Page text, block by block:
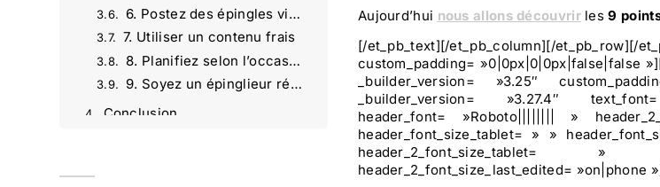
Aujourd’hui nous allons découvrirles9
[/et_pb_text][/et_pb_column][/et_pb_row][/
custom_padding= »0|0px|0|0px|false|false
_builder_version= »3.25″
_builder_version= »3.27.4″
header_font= »Roboto|||||||| »
header_font_size_tablet= » »
header_2_font_size_last_edited= »on|phone
6. Postez des épingles vidéo
7. Utiliser un contenu frais
8. Planifiez selon l’occasion
9. Soyez un épinglieur régulier
Conclusion